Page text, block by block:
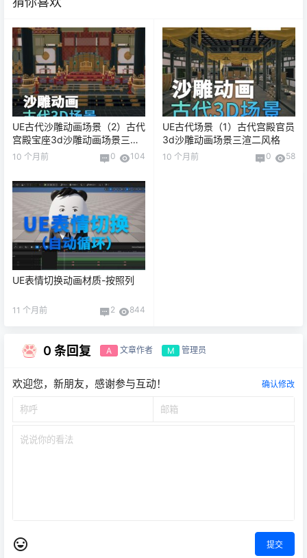
UE古代沙雕动画场景（2）古代
宫殿宝座3d沙雕动画场景三渲
二风格
10 个月前 0 104
UE古代场景（1）古代宫殿官员
3d沙雕动画场景三渲二风格
10 个月前 0 58
UE表情切换动画材质-按照列
11 个月前 2 844
0 条回复 A 文章作者 M 管理员
欢迎您，新朋友，感谢参与互动！ 确认修改
提交